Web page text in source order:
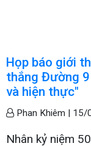
Họp báo giới
thắng Đường
và hiện thực"
Phan Khiêm | 15/
Nhân kỷ niệm